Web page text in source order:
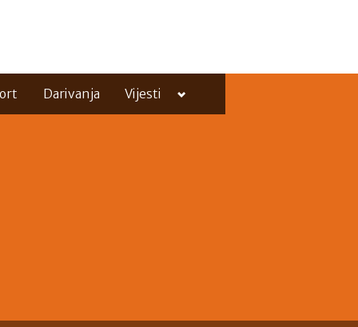
Darivanja Vijesti
Toggle
menu